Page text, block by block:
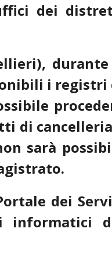
dei
i registri
di
sarà
dei
informatici